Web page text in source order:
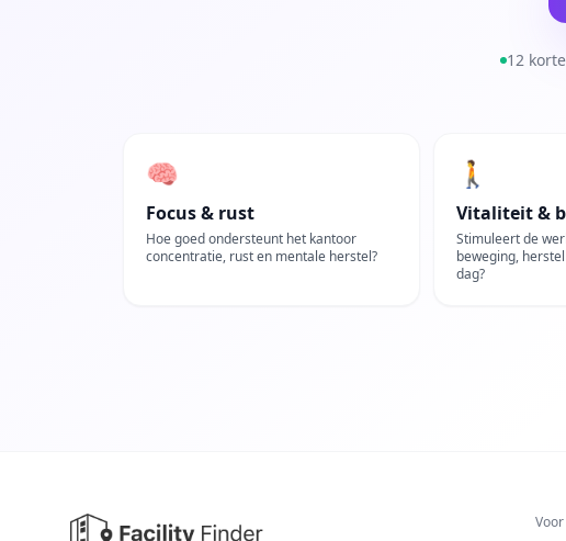
12
🧠
Focus & rust
Hoe goed ondersteunt het kantoor
concentratie, rust en mentale herstel?
🚶
Vitaliteit &
Stimuleert de
beweging,
dag?